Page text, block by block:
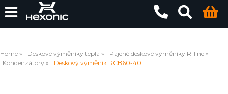
Home Deskové výměníky tepla
Pájené deskové výměníky R-line
Kondenzátory
Deskový výměník RCB60-40